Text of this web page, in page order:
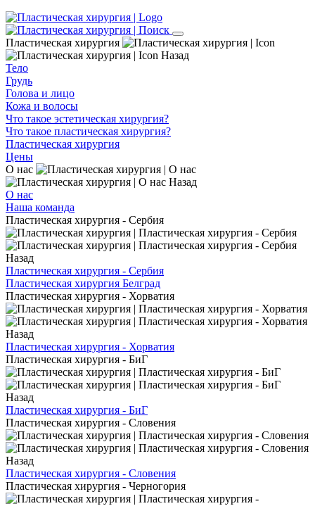
Пластическая хирургия
Назад
Тело
Грудь
Голова и лицо
Кожа и волосы
Что такое эстетическая хирургия?
Что такое пластическая хирургия?
Пластическая хирургия
Цены
О нас
Назад
О нас
Наша команда
Пластическая хирургия - Сербия
Назад
Пластическая хирургия - Сербия
Пластическая хирургия Белград
Пластическая хирургия - Хорватия
Назад
Пластическая хирургия - Хорватия
Пластическая хирургия - БиГ
Назад
Пластическая хирургия - БиГ
Пластическая хирургия - Словения
Назад
Пластическая хирургия - Словения
Пластическая хирургия - Черногория